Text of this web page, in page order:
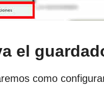
el
como